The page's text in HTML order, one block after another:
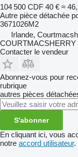
104 500 CDF 40 € ≈
Autre pièce détachée
3671026M2
Irlande,
COURTMACSHERRY
Contacter le vendeur
Abonnez-vous pour
rubrique
autres pièces
S'abonner
En cliquant ici, vous
notre accord utilisateur.